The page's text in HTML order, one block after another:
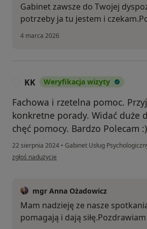
Gabinet zawsze do Twojej
potrzeby ja tu jestem i
4 marca 2026
KK Weryfikacja wizyty
Fachowa i rzetelna pomoc.
konkretne porady. Widać duże
chęć pomocy. Bardzo Polecam :)
22 sierpnia 2024 • Gabinet Usług
w opinii użytkownika KK
zgłoś nadużycie
mgr Anna Ożadowicz
Mam nadzieję ze nasze
pomagają i dają siłę.Pozdrawiam